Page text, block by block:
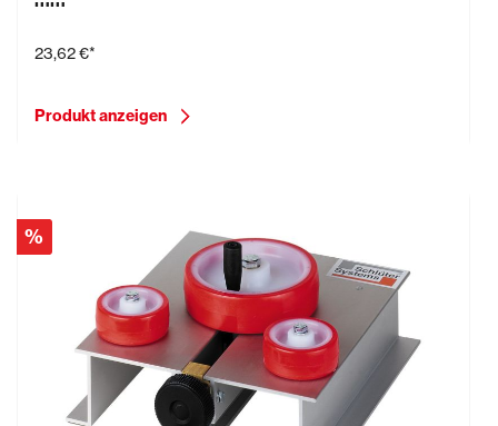
23,62 €*
Produkt anzeigen
%